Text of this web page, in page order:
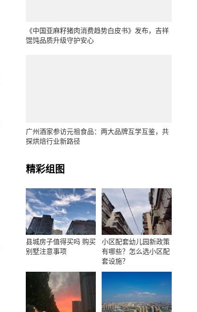
《中国亚麻籽猪肉消费趋势白皮书》发布，吉祥
馄饨品质升级守护安心
广州酒家参访元祖食品：两大品牌互学互鉴，共
探烘焙行业新路径
精彩组图
县城房子值得买吗 购买
别墅注意事项
小区配套幼儿园新政策
有哪些？怎么选小区配
套设施？